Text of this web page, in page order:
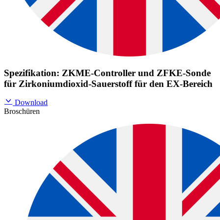
Spezifikation: ZKME-Controller und ZFKE-Sonde
für Zirkoniumdioxid-Sauerstoff für den EX-Bereich
Download
Broschüren